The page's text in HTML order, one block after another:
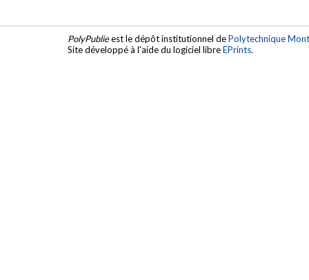
PolyPublieest le dépôt institutionnel dePolytechnique
Site développé à l'aide du logiciel libreEPrints.